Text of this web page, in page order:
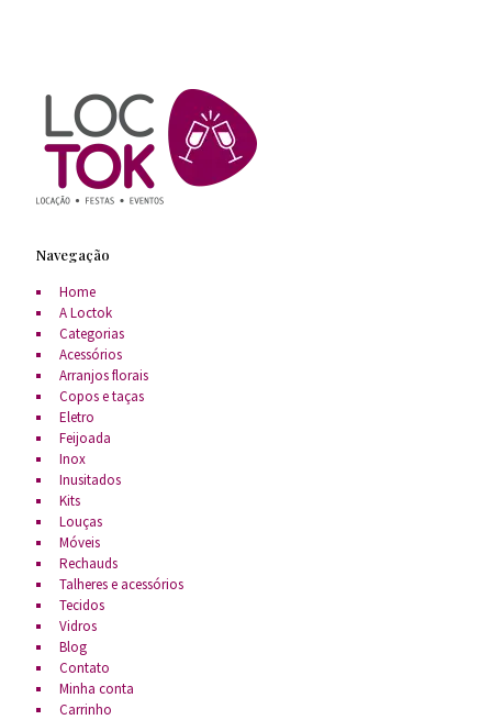
Navegação
Home
A Loctok
Categorias
Acessórios
Arranjos florais
Copos e taças
Eletro
Feijoada
Inox
Inusitados
Kits
Louças
Móveis
Rechauds
Talheres e acessórios
Tecidos
Vidros
Blog
Contato
Minha conta
Carrinho